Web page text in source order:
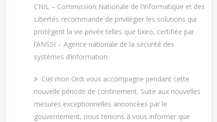
CNIL – Commission Nationale de l’Informatique et des
Libertés recommande de privilégier les solutions qui
protègent la vie privée telles que tixeo, certifiée par
l’ANSSI – Agence nationale de la sécurité des
systèmes d’information
Ciel mon Ordi vous accompagne pendant cette
nouvelle période de confinement. Suite aux nouvelles
mesures exceptionnelles annoncées par le
gouvernement, nous tenions à vous informer que